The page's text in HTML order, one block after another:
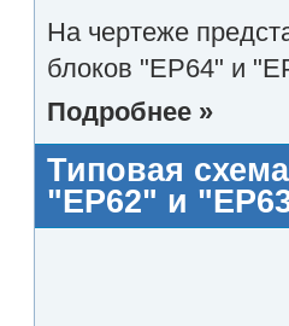
На чертеже
блоков "EP64" и
Подробнее »
Типовая
"EP62" и